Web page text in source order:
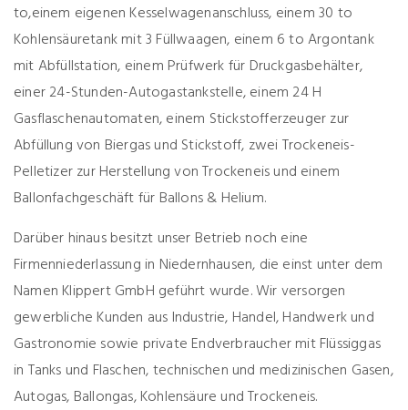
to,einem eigenen Kesselwagenanschluss, einem 30 to
Kohlensäuretank mit 3 Füllwaagen, einem 6 to Argontank
mit Abfüllstation, einem Prüfwerk für Druckgasbehälter,
einer 24-Stunden-Autogastankstelle, einem 24 H
Gasflaschenautomaten, einem Stickstofferzeuger zur
Abfüllung von Biergas und Stickstoff, zwei Trockeneis-
Pelletizer zur Herstellung von Trockeneis und einem
Ballonfachgeschäft für Ballons & Helium.
Darüber hinaus besitzt unser Betrieb noch eine
Firmenniederlassung in Niedernhausen, die einst unter dem
Namen Klippert GmbH geführt wurde. Wir versorgen
gewerbliche Kunden aus Industrie, Handel, Handwerk und
Gastronomie sowie private Endverbraucher mit Flüssiggas
in Tanks und Flaschen, technischen und medizinischen Gasen,
Autogas, Ballongas, Kohlensäure und Trockeneis.